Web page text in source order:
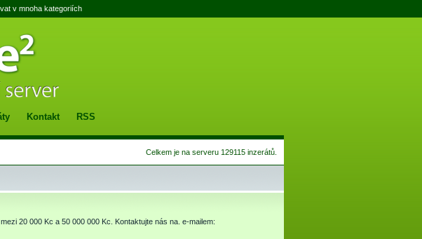
v mnoha kategoriích
Kontakt RSS
Celkem je na serveru 129115 inzerátů.
20 000 Kc a 50 000 000 Kc. Kontaktujte nás na. e-mailem: